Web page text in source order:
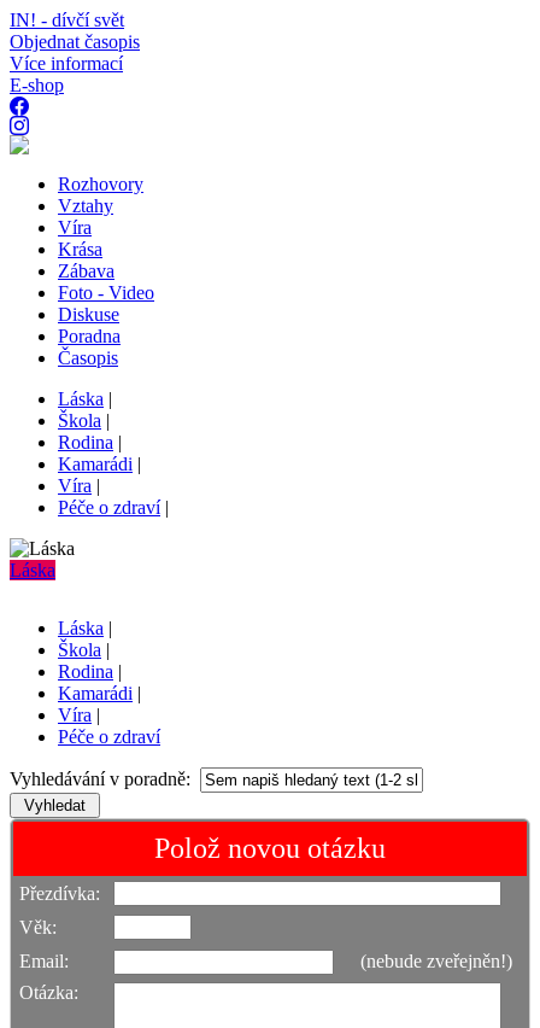
IN! - dívčí svět
Objednat časopis
Více informací
E-shop
Rozhovory
Vztahy
Víra
Krása
Zábava
Foto - Video
Diskuse
Poradna
Časopis
Láska |
Škola |
Rodina |
Kamarádi |
Víra |
Péče o zdraví|
Láska
Láska |
Škola |
Rodina |
Kamarádi |
Víra |
Péče o zdraví
Vyhledávání v poradně:
Polož novou otázku
Přezdívka:
Věk:
Email:
(nebude zveřejněn!)
Otázka: